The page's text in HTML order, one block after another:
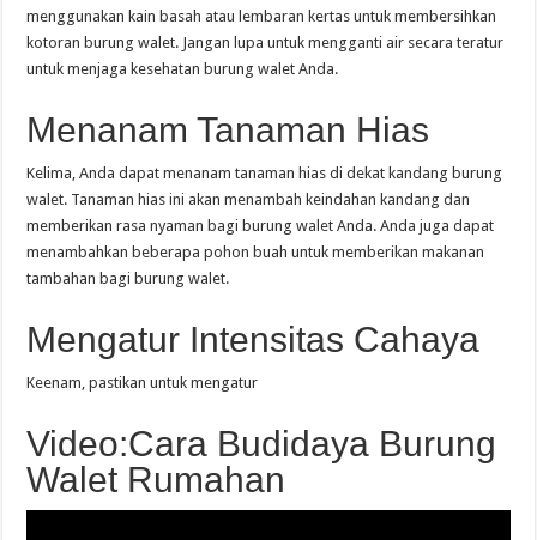
menggunakan kain basah atau lembaran kertas untuk membersihkan
kotoran burung walet. Jangan lupa untuk mengganti air secara teratur
untuk menjaga kesehatan burung walet Anda.
Menanam Tanaman Hias
Kelima, Anda dapat menanam tanaman hias di dekat kandang burung
walet. Tanaman hias ini akan menambah keindahan kandang dan
memberikan rasa nyaman bagi burung walet Anda. Anda juga dapat
menambahkan beberapa pohon buah untuk memberikan makanan
tambahan bagi burung walet.
Mengatur Intensitas Cahaya
Keenam, pastikan untuk mengatur
Video:Cara Budidaya Burung
Walet Rumahan